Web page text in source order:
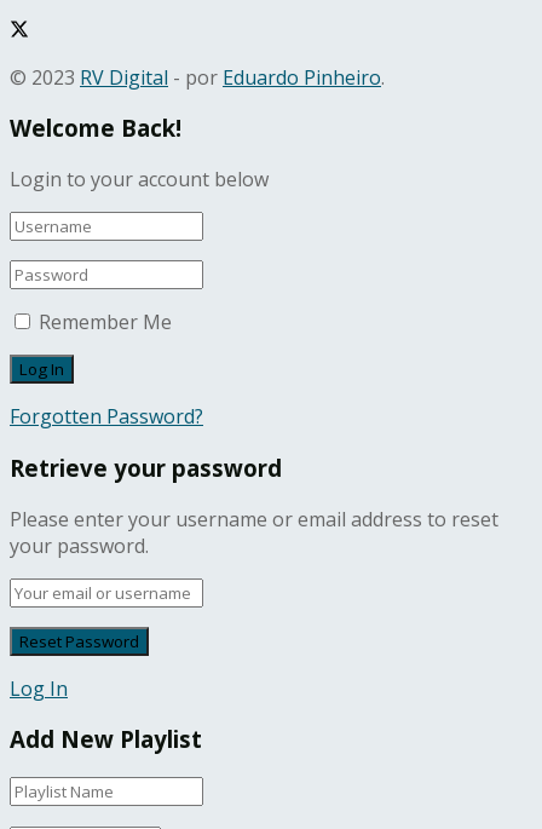
© 2023 RV Digital - por Eduardo Pinheiro.
Welcome Back!
Login to your account below
Remember Me
Forgotten Password?
Retrieve your password
Please enter your username or email address to reset
your password.
Log In
Add New Playlist